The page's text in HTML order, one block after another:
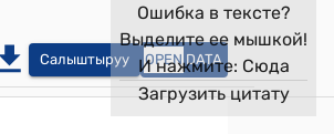
Салыштыруу OPEN DATA
Ошибка в тексте?
Выделите ее мышкой!
И нажмите: Сюда
Загрузить цитату